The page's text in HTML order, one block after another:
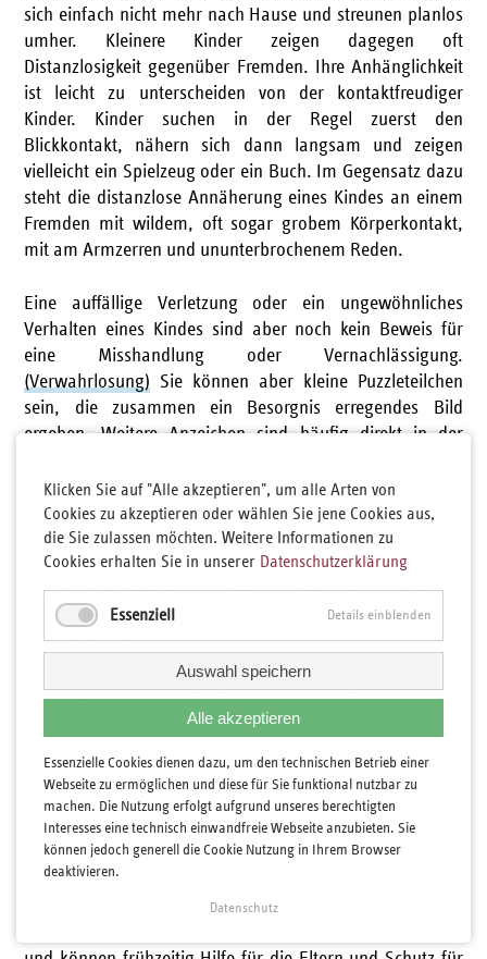
sich einfach nicht mehr nach Hause und streunen planlos
umher. Kleinere Kinder zeigen dagegen oft
Distanzlosigkeit gegenüber Fremden. Ihre Anhänglichkeit
ist leicht zu unterscheiden von der kontaktfreudiger
Kinder. Kinder suchen in der Regel zuerst den
Blickkontakt, nähern sich dann langsam und zeigen
vielleicht ein Spielzeug oder ein Buch. Im Gegensatz dazu
steht die distanzlose Annäherung eines Kindes an einem
Fremden mit wildem, oft sogar grobem Körperkontakt,
mit am Armzerren und ununterbrochenem Reden.
Eine auffällige Verletzung oder ein ungewöhnliches
Verhalten eines Kindes sind aber noch kein Beweis für
eine Misshandlung oder Vernachlässigung.
(Verwahrlosung) Sie können aber kleine Puzzleteilchen
sein, die zusammen ein Besorgnis erregendes Bild
ergeben. Weitere Anzeichen sind häufig direkt in der
Kindern fehlt es zuhause am Notwendigsten. Sie besitzen
zum Beispiel keine jahreszeitgemäße Kleidung.(Chaos im
Kinderzimmer)Auch ein sehr rauer Umgangston in der
Familie kann ein Indiz sein. In Familien, in denen Kinder
Gewalt ausgesetzt sind, herrscht diese oft auch zwischen
den Eltern, die häufig in ihrer Kindheit selbst Gewalt
erleben mussten.
Kinderschutz liegt in der Verantwortung aller
sind insbesondere die Menschen im nahen Umfeld der
Familien. Gerade Nachbarn, Freunde und Verwandte
haben einen guten Blick auf die Situation eines Kindes.
Dasselbe gilt für Angehörige von Berufsgruppen, die ihre
Kunden zuhause besuchen. Handwerker, Mitarbeiter der
Wohnungsbaugesellschaften oder der Stadtwerke zum
Klicken Sie auf "Alle akzeptieren", um alle Arten von
Cookies zu akzeptieren oder wählen Sie jene Cookies aus,
die Sie zulassen möchten. Weitere Informationen zu
Cookies erhalten Sie in unserer Datenschutzerklärung
Essenziell Details einblenden
Auswahl speichern
Alle akzeptieren
Essenzielle Cookies dienen dazu, um den technischen Betrieb einer
Webseite zu ermöglichen und diese für Sie funktional nutzbar zu
machen. Die Nutzung erfolgt aufgrund unseres berechtigten
Interesses eine technisch einwandfreie Webseite anzubieten. Sie
können jedoch generell die Cookie Nutzung in Ihrem Browser
deaktivieren.
Datenschutz